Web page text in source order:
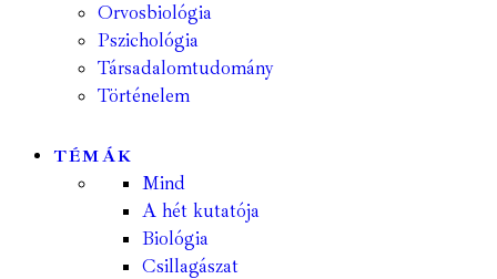
Orvosbiológia
Pszichológia
Társadalomtudomány
Történelem
TÉMÁK
Mind
A hét kutatója
Biológia
Csillagászat